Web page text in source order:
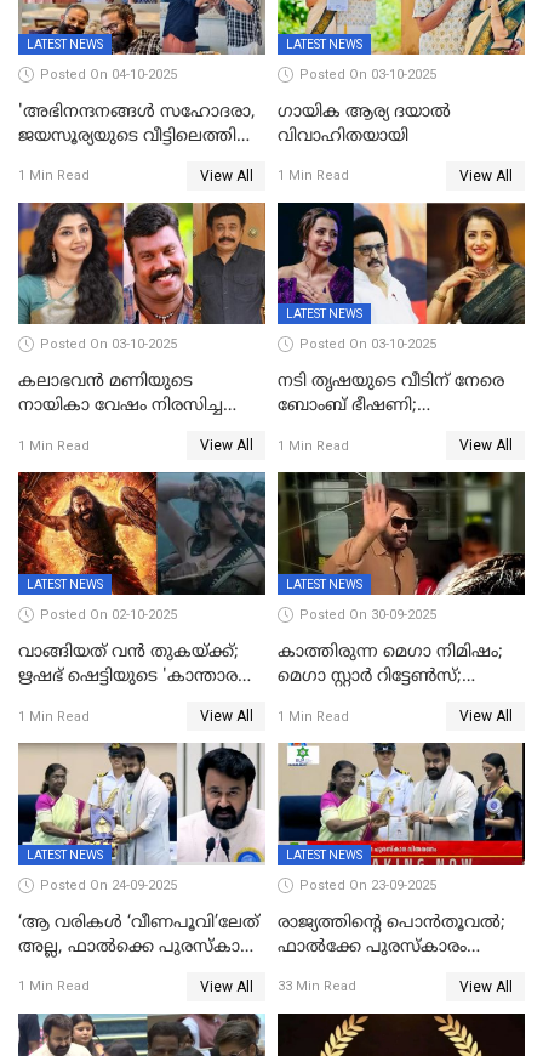
LATEST NEWS
Posted On 04-10-2025
'അഭിനന്ദനങ്ങൾ സഹോദരാ,
ജയസൂര്യയുടെ വീട്ടിലെത്തി
ആഘോഷം'
1 Min Read View All
LATEST NEWS
Posted On 03-10-2025
ഗായിക ആര്യ ദയാൽ
വിവാഹിതയായി
1 Min Read View All
Posted On 03-10-2025
കലാഭവൻ മണിയുടെ
നായികാ വേഷം നിരസിച്ച
നടി ദിവ്യ ഉണ്ണിയല്ലെന്നും
സമൂഹമാധ്യമത്തിൽ കുറിപ്പ്
1 Min Read View All
LATEST NEWS
Posted On 03-10-2025
നടി തൃഷയുടെ വീടിന് നേരെ
ബോംബ് ഭീഷണി;
കണ്ടെത്തൽ
1 Min Read View All
LATEST NEWS
Posted On 02-10-2025
വാങ്ങിയത് വൻ തുകയ്ക്ക്;
ഋഷഭ് ഷെട്ടിയുടെ 'കാന്താര
കാണാം
1 Min Read View All
LATEST NEWS
Posted On 30-09-2025
കാത്തിരുന്ന മെഗാ നിമിഷം;
മെഗാ സ്റ്റാർ റിട്ടേൺസ്;
ക്യാമറയ്ക്ക് മുന്നിലേക്ക്
1 Min Read View All
LATEST NEWS
Posted On 24-09-2025
‘ആ വരികള്‍ ‘വീണപൂവി’ലേത്
അല്ല, ഫാൽക്കെ പുരസ്‌കാരം
മോഹന്‍ലാല്‍ ഉദ്ധരിച്ച
വരികളെ ചൊല്ലി
സാമൂഹികമാധ്യമങ്ങളില്‍
1 Min Read View All
LATEST NEWS
Posted On 23-09-2025
രാജ്യത്തിന്റെ പൊൻതൂവൽ;
ഫാൽക്കേ പുരസ്കാരം
സിനിമ ആത്മാവിന്റെ
സ്പന്ദനമെന്ന് ലാൽ;
ഉർവശിക്കും വിജയരാഘവനും
33 Min Read View All